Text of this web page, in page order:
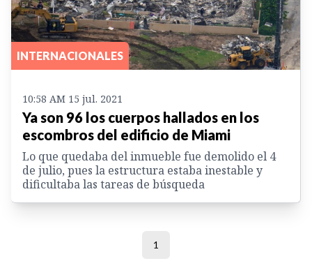
INTERNACIONALES
10:58 AM 15 jul. 2021
Ya son 96 los cuerpos hallados en los
escombros del edificio de Miami
Lo que quedaba del inmueble fue demolido el 4
de julio, pues la estructura estaba inestable y
dificultaba las tareas de búsqueda
1